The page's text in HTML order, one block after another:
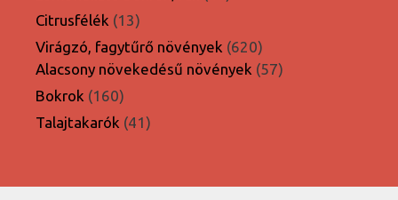
Citrusfélék 1313
termék
Virágzó, fagytűrő növények 620620
termék
Alacsony növekedésű növények 5757
Bokrok 160160
termék
Talajtakarók 4141